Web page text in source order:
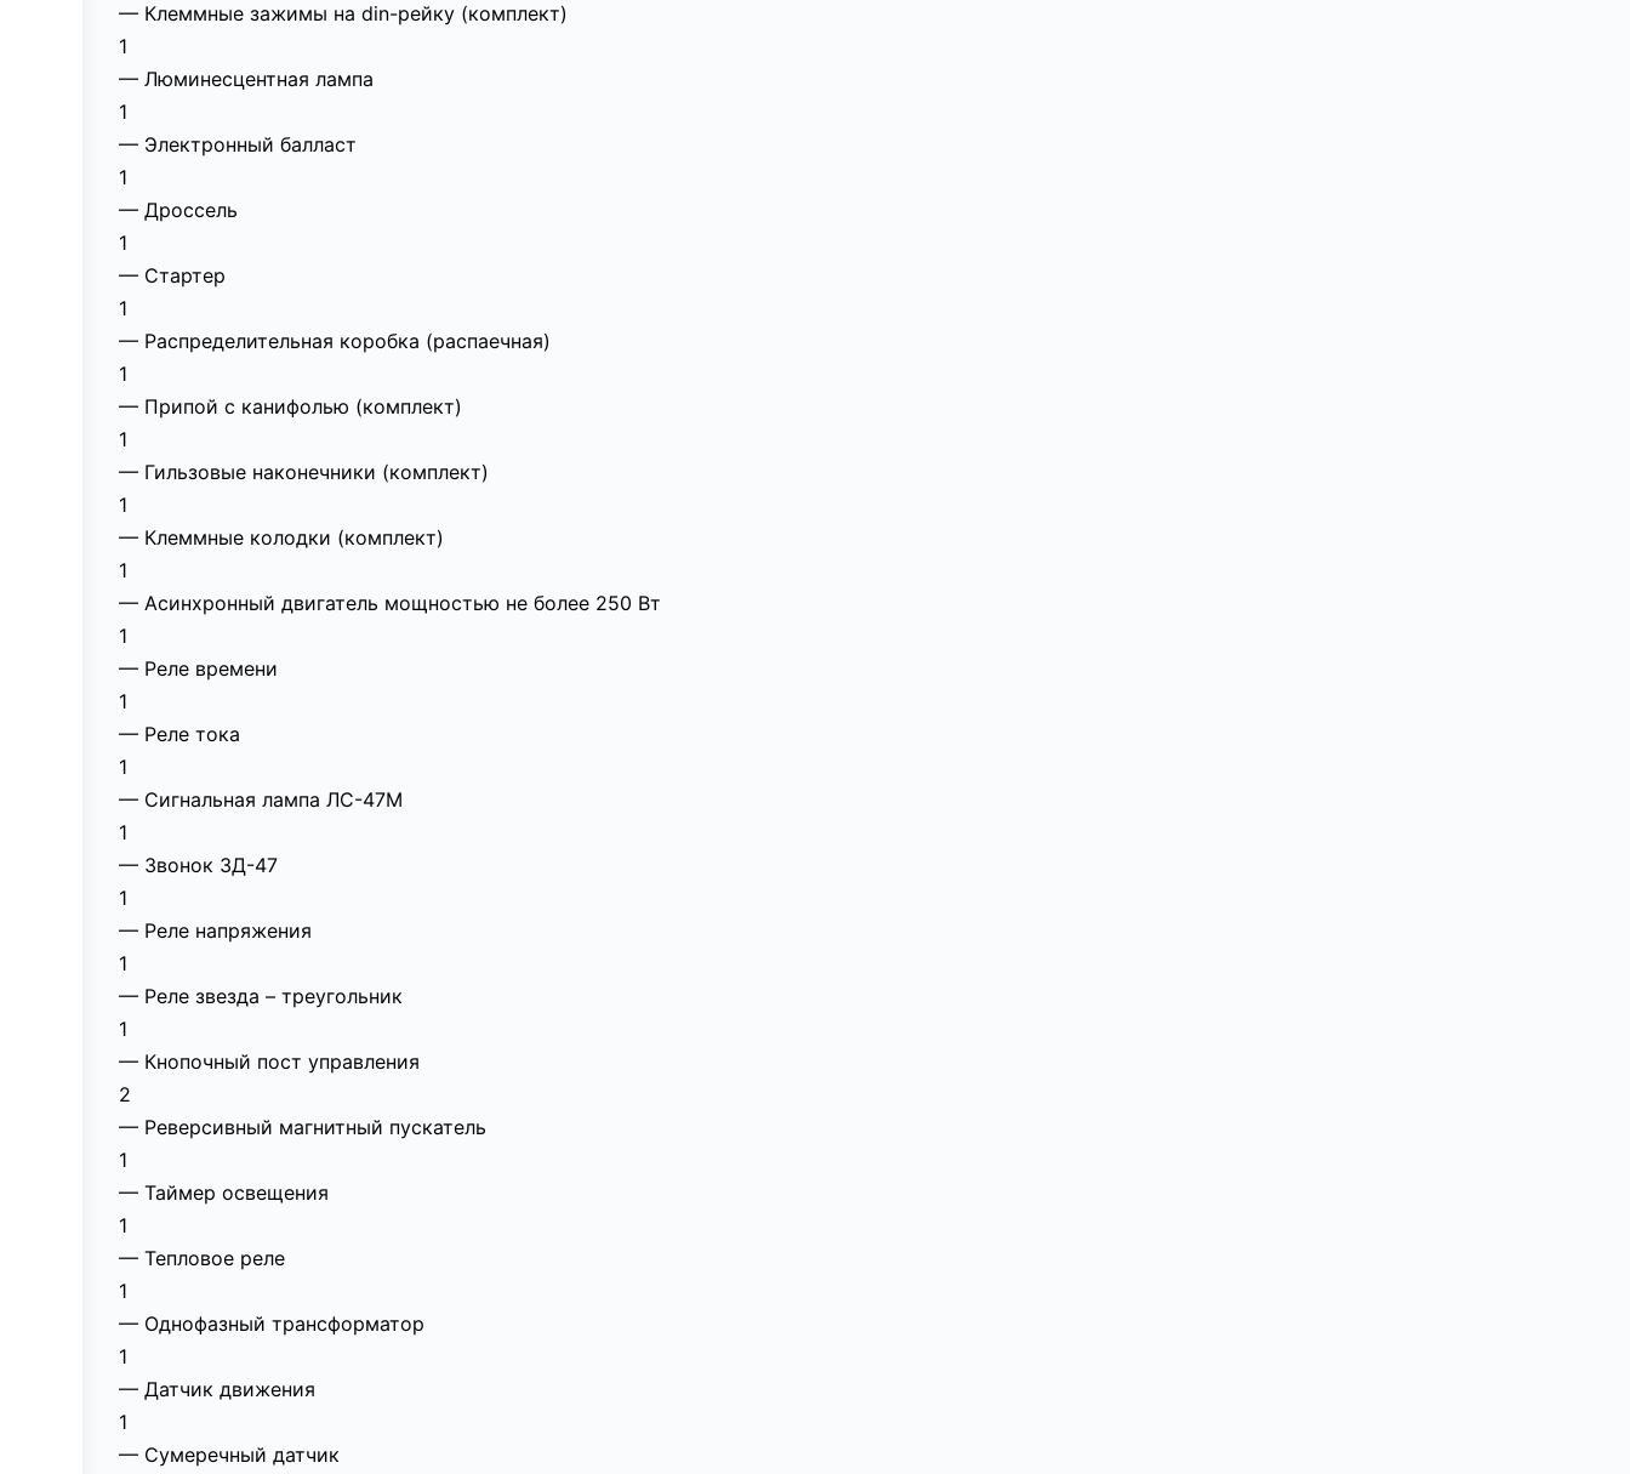
— Клеммные зажимы на din-рейку (комплект)
1
— Люминесцентная лампа
1
— Электронный балласт
1
— Дроссель
1
— Стартер
1
— Распределительная коробка (распаечная)
1
— Припой с канифолью (комплект)
1
— Гильзовые наконечники (комплект)
1
— Клеммные колодки (комплект)
1
— Асинхронный двигатель мощностью не более 250 Вт
1
— Реле времени
1
— Реле тока
1
— Сигнальная лампа ЛС-47М
1
— Звонок ЗД-47
1
— Реле напряжения
1
— Реле звезда – треугольник
1
— Кнопочный пост управления
2
— Реверсивный магнитный пускатель
1
— Таймер освещения
1
— Тепловое реле
1
— Однофазный трансформатор
1
— Датчик движения
1
— Сумеречный датчик